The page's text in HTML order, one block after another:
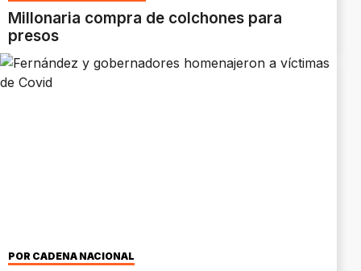
Millonaria compra de colchones para
presos
POR CADENA NACIONAL